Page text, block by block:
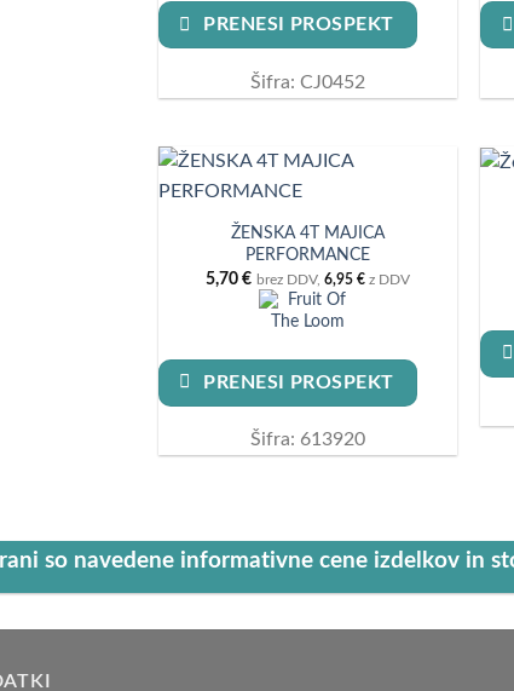
PRENESI PROSPEKT
Šifra: CJ0452
ŽENSKA 4T MAJICA
PERFORMANCE
5,70 € brez DDV, 6,95 €z DDV
PRENESI PROSPEKT
Šifra: 613920
so navedene informativne cene izdelkov in